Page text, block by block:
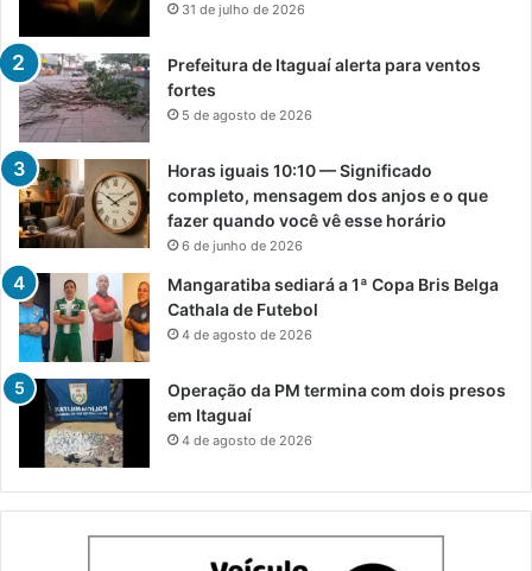
31 de julho de 2026
Prefeitura de Itaguaí alerta para ventos
fortes
5 de agosto de 2026
Horas iguais 10:10 — Significado
completo, mensagem dos anjos e o que
fazer quando você vê esse horário
6 de junho de 2026
Mangaratiba sediará a 1ª Copa Bris Belga
Cathala de Futebol
4 de agosto de 2026
Operação da PM termina com dois presos
em Itaguaí
4 de agosto de 2026